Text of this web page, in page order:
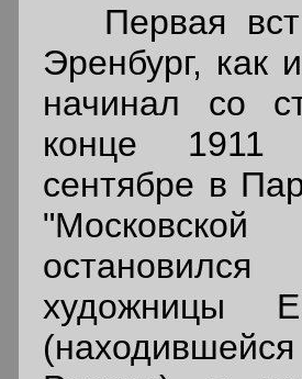
Первая
Эренбург, как
начинал со
конце
сентябре в
художницы